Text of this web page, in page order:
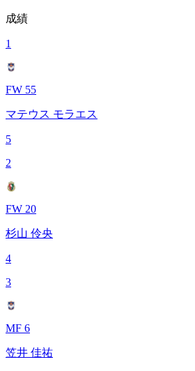
成績
1
FW 55
マテウス モラエス
5
2
FW 20
杉山 伶央
4
3
MF 6
笠井 佳祐